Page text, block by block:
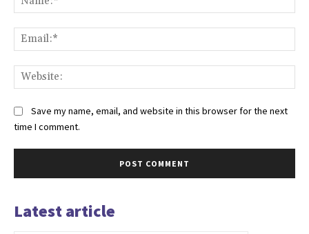
Save my name, email, and website in this browser for the next
time I comment.
Latest article